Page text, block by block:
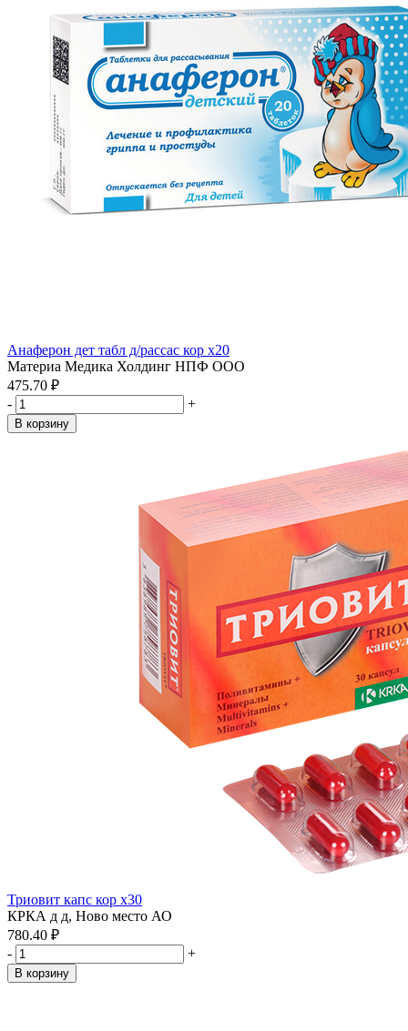
Анаферон дет табл д/рассас кор x20
Материа Медика Холдинг НПФ ООО
475.70 ₽
-
+
В корзину
Триовит капс кор x30
КРКА д д, Ново место АО
780.40 ₽
-
+
В корзину